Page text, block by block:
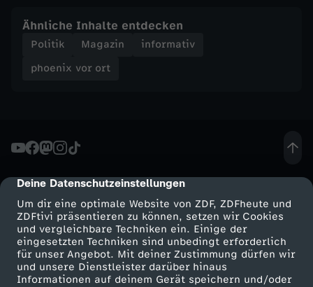
cmp-dialog-description
Deine Datenschutzeinstellungen
Um dir eine optimale Website von ZDF, ZDFheute und
ZDFtivi präsentieren zu können, setzen wir Cookies
und vergleichbare Techniken ein. Einige der
eingesetzten Techniken sind unbedingt erforderlich
für unser Angebot. Mit deiner Zustimmung dürfen wir
und unsere Dienstleister darüber hinaus
Informationen auf deinem Gerät speichern und/oder
A
l
y
s
e
Ähnliche Inhalte entdecken
Politik Magazin
informativ
phoenix vor ort
Mehr ZDF Service